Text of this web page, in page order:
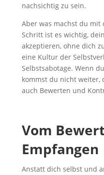
nachsichtig zu sein.
Aber was machst du mit
Schritt ist es wichtig,
akzeptieren, ohne dich
eine Kultur der
Selbstsabotage. Wenn
kommst du nicht
auch Bewerten und
Vom
Empfangen
Anstatt dich selbst und